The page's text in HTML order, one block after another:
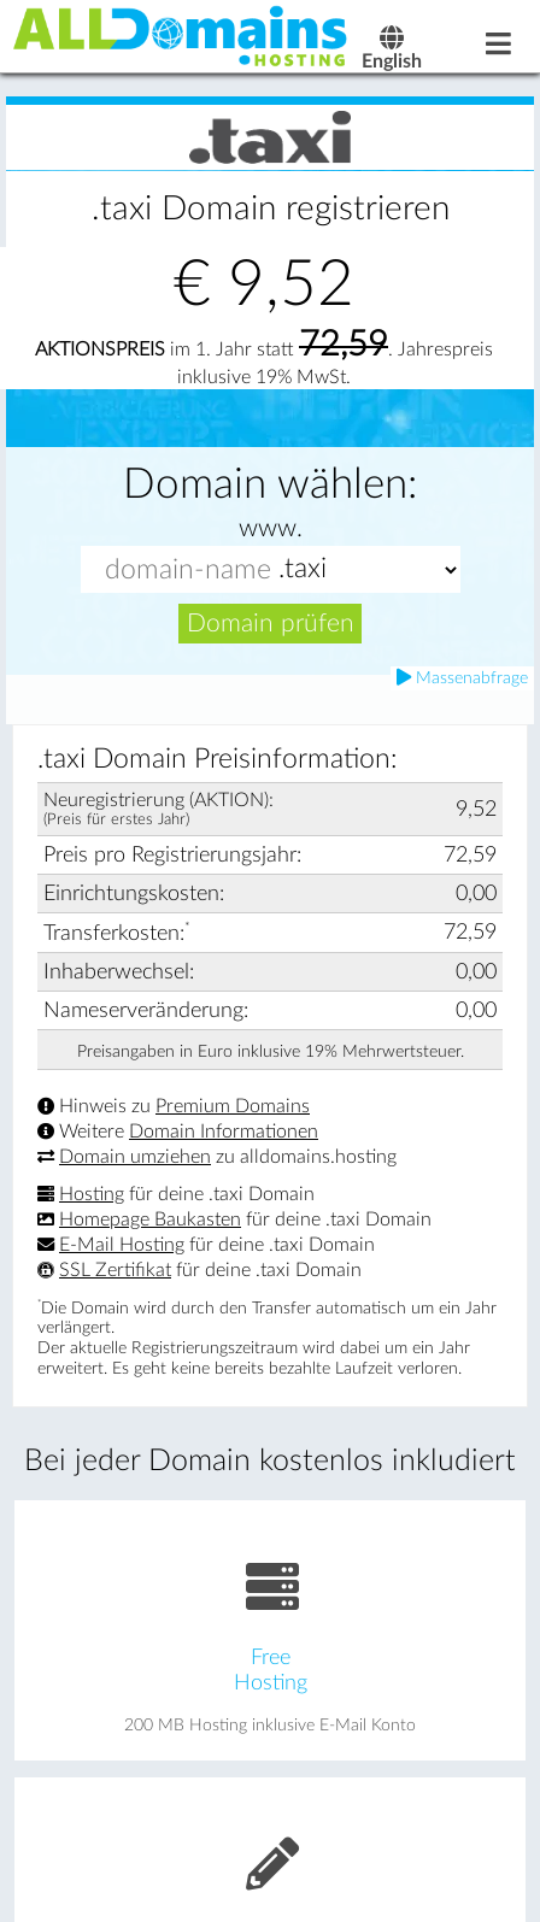
English
.taxi Domain registrieren
€ 9,52
AKTIONSPREIS im 1. Jahr statt 72,59. Jahrespreis
inklusive 19% MwSt.
Domain wählen:
www.
Domain prüfen
Massenabfrage
Bei jeder Domain kostenlos inkludiert
Free
Hosting
200 MB Hosting inklusive E-Mail Konto
.taxi Domain Preisinformation:
Neuregistrierung (AKTION):
(Preis für erstes Jahr) 9,52
Preis pro Registrierungsjahr:
72,59
Einrichtungskosten:
0,00
Transferkosten:*
72,59
Inhaberwechsel:
0,00
Nameserveränderung:
0,00
Preisangaben in Euro inklusive 19% Mehrwertsteuer.
Hinweis zu Premium Domains
Weitere Domain Informationen
Domain umziehen zu alldomains.hosting
Hosting für deine .taxi Domain
Homepage Baukasten für deine .taxi Domain
E-Mail Hosting für deine .taxi Domain
SSL Zertifikat für deine .taxi Domain
* Die Domain wird durch den Transfer automatisch um ein Jahr
verlängert.
Der aktuelle Registrierungs­zeitraum wird dabei um ein Jahr
erweitert. Es geht keine bereits bezahlte Laufzeit verloren.